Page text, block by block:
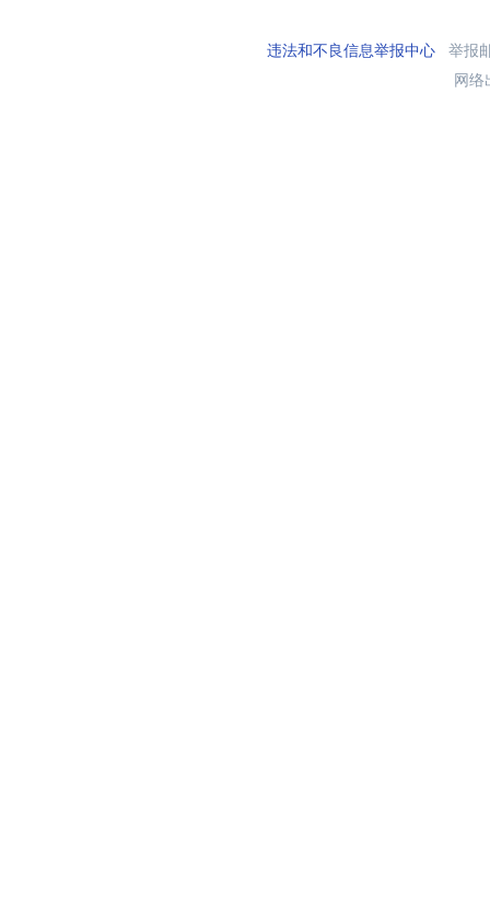
违法和不良信息举报中心举报
网